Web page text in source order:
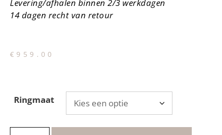
Levering/afhalen binnen 2/3 werkdagen
14 dagen recht van retour
€ 959.00
Ringmaat